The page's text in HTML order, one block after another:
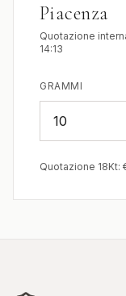
Piacenza
Quotazione
14:13
GRAMMI
Quotazione 18Kt: